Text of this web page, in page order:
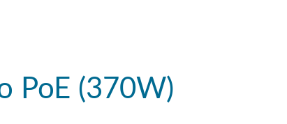
PoE (370W)